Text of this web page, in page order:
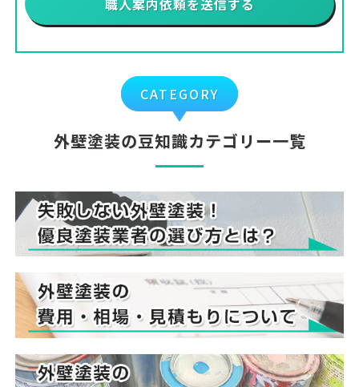
CATEGORY
外壁塗装の豆知識カテゴリー一覧